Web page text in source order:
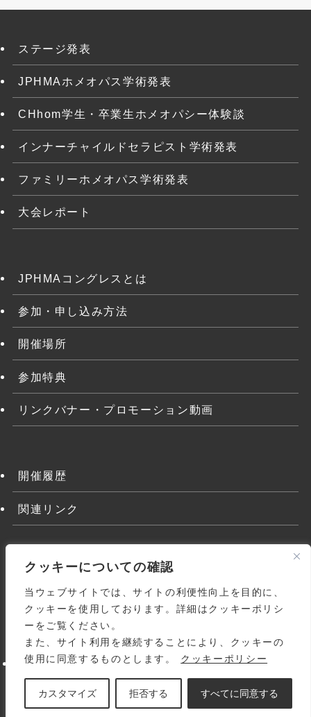
クッキーについての確認
当ウェブサイトでは、サイトの利便性向上を目的に、
クッキーを使用しております。詳細はクッキーポリシ
ーをご覧ください。
また、サイト利用を継続することにより、クッキーの
使用に同意するものとします。
クッキーポリシー
カスタマイズ 拒否する すべてに同意する
ステージ発表
JPHMAホメオパス学術発表
CHhom学生・卒業生ホメオパシー体験談
インナーチャイルドセラピスト学術発表
ファミリーホメオパス学術発表
大会レポート
JPHMAコングレスとは
参加・申し込み方法
開催場所
参加特典
リンクバナー・プロモーション動画
開催履歴
関連リンク
よくある質問 関連リンク
利用規約
個人情報の取り扱いについて
サイトマップ お問い合わせ
© 1998-2026 Japanese Homoeopathic Medical
Association